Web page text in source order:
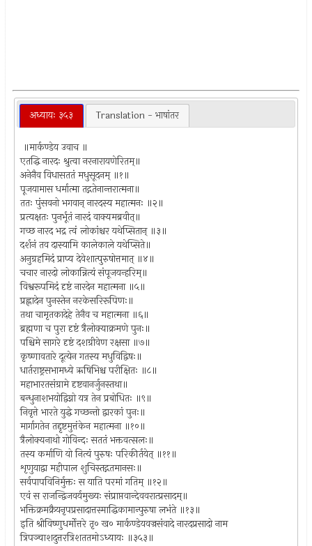
अध्यायः ३५३ Translation - भाषांतर
॥मार्कण्डेय उवाच ॥
एतद्धि नारदः श्रुत्वा नरनारायणेरितम्॥
अनेनैव विधासततं मधुसूदनम् ॥१॥
पूजयामास धर्मात्मा तद्गतेनान्तरात्मना॥
ततः पुंसवनो भगवान् नारदस्य महात्मनः ॥२॥
प्रत्यक्षतः पुनर्भूतं नारदं वाक्यमब्रवीत्॥
गच्छ नारद भद्र त्वं लोकांश्चर यथेप्सितान् ॥३॥
दर्शनं तव दास्यामि कालेकाले यथेप्सिते॥
अनुग्रहमिदं प्राप्य देवेशात्पुरुषोत्तमात् ॥४॥
चचार नारदो लोकान्नित्यं संपूजयन्हरिम्॥
विश्वरूपमिदं दृष्टं नारदेन महात्मना ॥५॥
प्रह्लादेन पुनस्तेन नरकेसरिरूपिणः॥
तथा चामृतकादेहे तेनैव च महात्मना ॥६॥
ब्रह्मणा च पुरा दृष्टं त्रैलोक्याक्रमणे पुनः॥
पश्चिमे सागरे दृष्टं दशग्रीवेण रक्षसा ॥७॥
कृष्णावतारे दूत्येन गतस्य मधुविद्विषः॥
धार्तराष्ट्रसभामध्ये ऋषिभिश्च परीक्षितः ॥८॥
महाभारतसंग्रामे दृष्टवानर्जुनस्तथा॥
बन्धुनाशभयोद्विग्नो यत्र तेन प्रबोधितः ॥९॥
निवृत्ते भारते युद्धे गच्छन्तो द्वारकां पुनः॥
मार्गागतेन तद्दृष्टमुत्तंकेन महात्मना ॥१०॥
त्रैलोक्यनाथो गोविन्दः सततं भक्तवत्सलः॥
तस्य कर्माणि यो नित्यं पुरुषः परिकीर्तयेत् ॥११॥
शृणुयाद्वा महीपाल शुचिस्तद्गतमानसः॥
सर्वपापविनिर्मुक्तः स याति परमां गतिम् ॥१२॥
एवं स राजन्द्विजवर्यमुख्यः संप्राप्तवान्देववरात्प्रसादम्॥
भक्तिक्रमक्रैयनृपप्रसादात्तस्माद्धिकामान्पुरुषा लभंते ॥१३॥
इति श्रीविष्णुधर्मोत्तरे तृ० ख० मार्कण्डेयवज्रसंवादे नारदप्रसादो नाम
त्रिपञ्चाशदुत्तरत्रिशततमोऽध्यायः ॥३५३॥